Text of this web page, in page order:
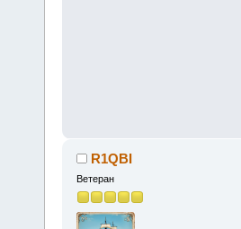
R1QBI
Ветеран